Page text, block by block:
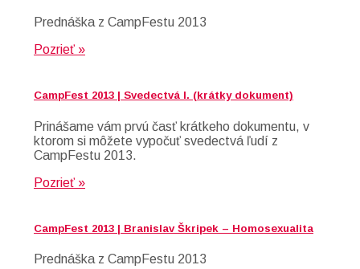
Prednáška z CampFestu 2013
Pozrieť »
CampFest 2013 | Svedectvá I. (krátky dokument)
Prinášame vám prvú časť krátkeho dokumentu, v
ktorom si môžete vypočuť svedectvá ľudí z
CampFestu 2013.
Pozrieť »
CampFest 2013 | Branislav Škripek – Homosexualita
Prednáška z CampFestu 2013